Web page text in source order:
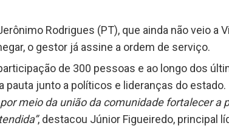
Rodrigues (PT), que ainda não veio a
o gestor já assine a ordem de serviço.
de 300 pessoas e ao longo dos
junto a políticos e lideranças do estado.
meio da união da comunidade fortalecer a
, destacou Júnior Figueiredo, principal